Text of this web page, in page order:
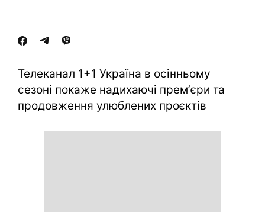
Телеканал 1+1 Україна в осінньому
сезоні покаже надихаючі премʼєри та
продовження улюблених проєктів